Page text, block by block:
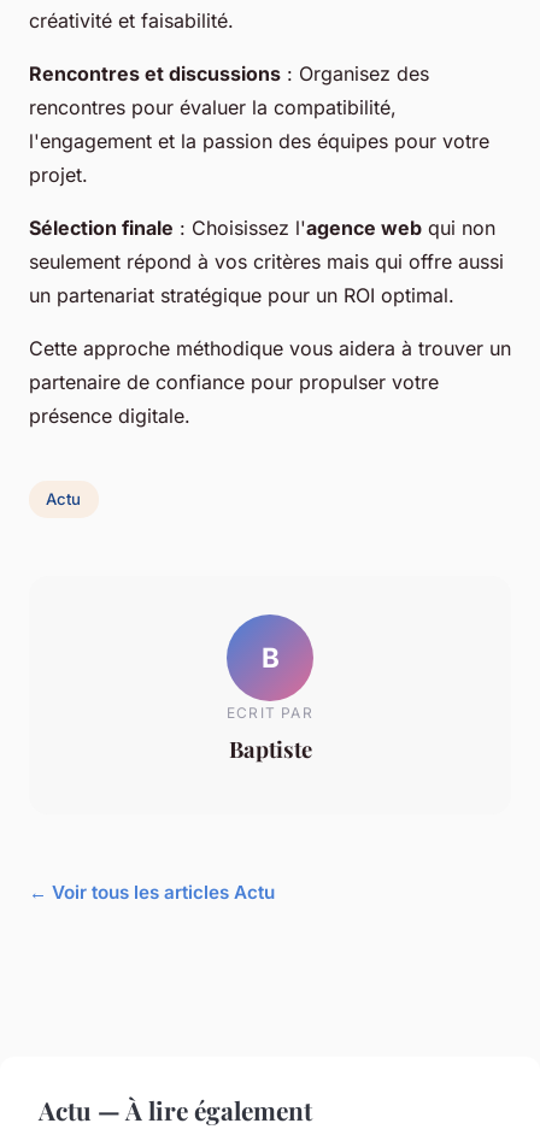
créativité et faisabilité.
Rencontres et discussions : Organisez des
rencontres pour évaluer la compatibilité,
l'engagement et la passion des équipes pour votre
projet.
Sélection finale : Choisissez l'agence web qui non
seulement répond à vos critères mais qui offre aussi
un partenariat stratégique pour un ROI optimal.
Cette approche méthodique vous aidera à trouver un
partenaire de confiance pour propulser votre
présence digitale.
Actu
B
ECRIT PAR
Baptiste
← Voir tous les articles Actu
Actu — À lire également